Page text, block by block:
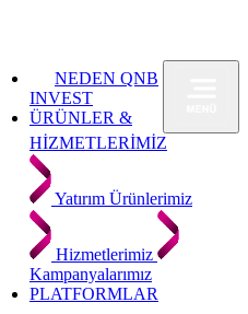
NEDEN QNB
INVEST
ÜRÜNLER &
HİZMETLERİMİZ
Yatırım Ürünlerimiz
Hizmetlerimiz
Kampanyalarımız
PLATFORMLAR